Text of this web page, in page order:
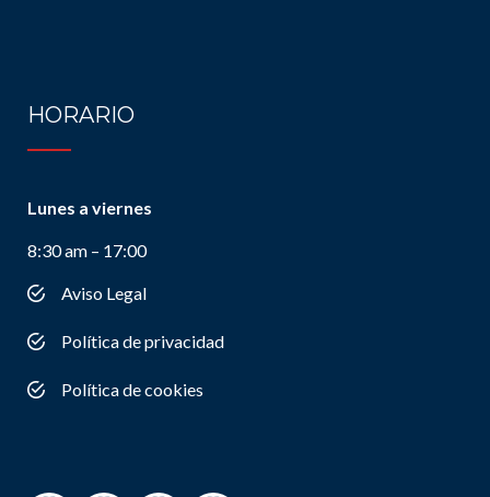
HORARIO
Lunes a viernes
8:30 am – 17:00
Aviso Legal
Política de privacidad
Política de cookies